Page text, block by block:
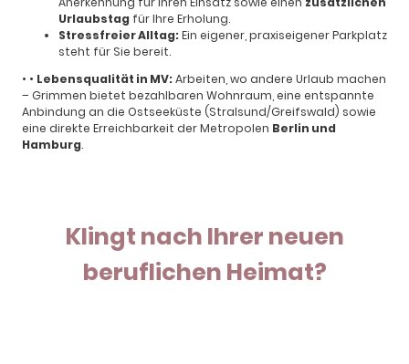
Urlaubstag für Ihre Erholung.
Stressfreier Alltag:Ein eigener, praxiseigener Parkplatz
steht für Sie bereit.
• • Lebensqualität in MV:Arbeiten, wo andere Urlaub machen
– Grimmen bietet bezahlbaren Wohnraum, eine entspannte
Anbindung an die Ostseeküste (Stralsund/Greifswald) sowie
eine direkte Erreichbarkeit der Metropolen Berlin und
Hamburg.
Klingt nach Ihrer neuen
beruflichen Heimat?